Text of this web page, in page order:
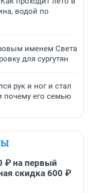
водой по
именем Света
для сургутян
рук и ног и стал
почему его семью
₽ на первый
скидка 600 ₽